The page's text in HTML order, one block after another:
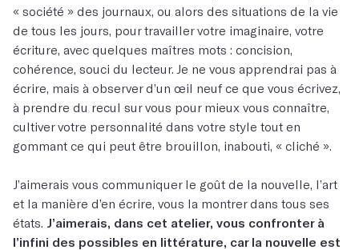
« société » des journaux, ou alors des situations de la vie
de tous les jours, pour travailler votre imaginaire, votre
écriture, avec quelques maîtres mots : concision,
cohérence, souci du lecteur. Je ne vous apprendrai pas à
écrire, mais à observer d’un œil neuf ce que vous écrivez,
à prendre du recul sur vous pour mieux vous connaître,
cultiver votre personnalité dans votre style tout en
gommant ce qui peut être brouillon, inabouti, « cliché ».
J’aimerais vous communiquer le goût de la nouvelle, l’art
et la manière d’en écrire, vous la montrer dans tous ses
états. J’aimerais, dans cet atelier, vous confronter à
l’infini des possibles en littérature, car la nouvelle est